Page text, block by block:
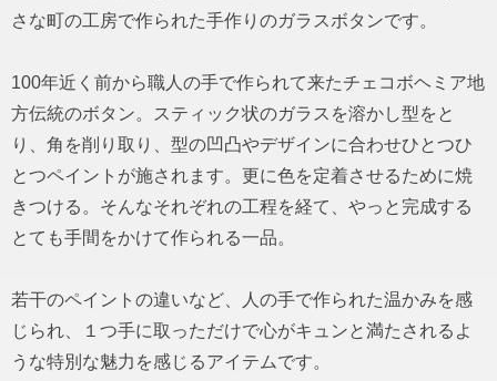
さな町の工房で作られた手作りのガラスボタンです。
100年近く前から職人の手で作られて来たチェコボヘミア地
方伝統のボタン。スティック状のガラスを溶かし型をと
り、角を削り取り、型の凹凸やデザインに合わせひとつひ
とつペイントが施されます。更に色を定着させるために焼
きつける。そんなそれぞれの工程を経て、やっと完成する
とても手間をかけて作られる一品。
若干のペイントの違いなど、人の手で作られた温かみを感
じられ、１つ手に取っただけで心がキュンと満たされるよ
うな特別な魅力を感じるアイテムです。